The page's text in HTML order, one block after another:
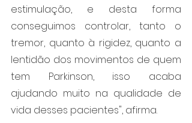
estimulação, e desta forma
conseguimos controlar, tanto o
tremor, quanto à rigidez, quanto a
lentidão dos movimentos de quem
tem Parkinson, isso acaba
ajudando muito na qualidade de
vida desses pacientes", afirma.